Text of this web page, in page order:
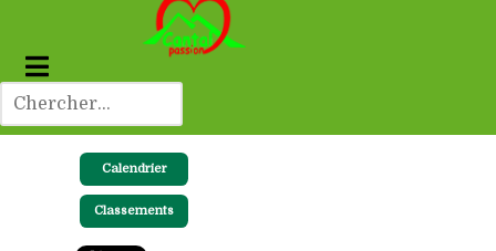
Calendrier
Classements